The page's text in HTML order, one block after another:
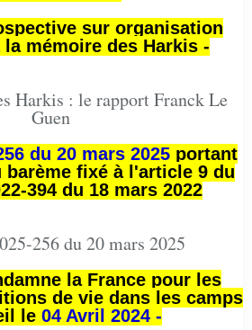
sur organisation
la mémoire des Harkis -
Harkis : le rapport Franck Le
Guen
du 20 mars 2025portant
fixé à l'article 9 du
394 du 18 mars 2022
256 du 20 mars 2025
la France pour les
de vie dans les camps
le 04 Avril 2024 -